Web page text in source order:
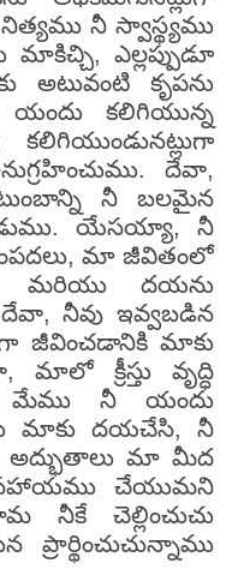
నీ స్వాస్థ్యము
మాకిచ్చి, ఎల్లప్పుడూ
అటువంటి కృపను
కలిగియున్న
దేవా,
నీ బలమైన
యేసయ్యా, నీ
మా జీవితంలో
మరియు దయను
దేవా, నీవు ఇవ్వబడిన
జీవించడానికి మాకు
క్రీస్తు వృద్ధి
మేము నీ యందు
మాకు దయచేసి, నీ
మా మీద
సహాయము చేయుమని
నీకే చెల్లించుచు